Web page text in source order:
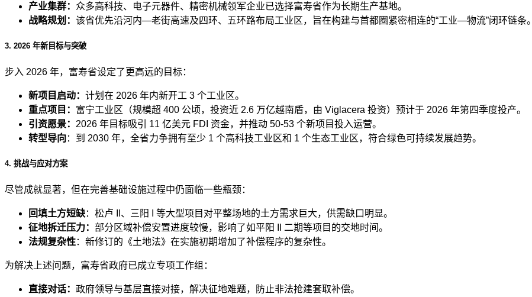
产业集群： 众多高科技、电子元器件、精密机械领军企业已选择富寿省作为长期生产基地。
战略规划： 该省优先沿河内—老街高速及四环、五环路布局工业区，旨在构建与首都圈紧密相连的“工业—物流”闭环链条。
3. 2026 年新目标与突破
步入 2026 年，富寿省设定了更高远的目标：
新项目启动： 计划在 2026 年内新开工 3 个工业区。
重点项目： 富宁工业区（规模超 400 公顷，投资近 2.6 万亿越南盾，由 Viglacera 投资）预计于 2026 年第四季度投产。
引资愿景： 2026 年目标吸引 11 亿美元 FDI 资金，并推动 50-53 个新项目投入运营。
转型导向 ：到 2030 年，全省力争拥有至少 1 个高科技工业区和 1 个生态工业区，符合绿色可持续发展趋势。
4. 挑战与应对方案
尽管成就显著，但在完善基础设施过程中仍面临一些瓶颈：
回填土方短缺：松卢 II、三阳 I 等大型项目对平整场地的土方需求巨大，供需缺口明显。
征地拆迁压力： 部分区域补偿安置进度较慢，影响了如平阳 II 二期等项目的交地时间。
法规复杂性：新修订的《土地法》在实施初期增加了补偿程序的复杂性。
为解决上述问题，富寿省政府已成立专项工作组：
直接对话： 政府领导与基层直接对接，解决征地难题，防止非法抢建套取补偿。